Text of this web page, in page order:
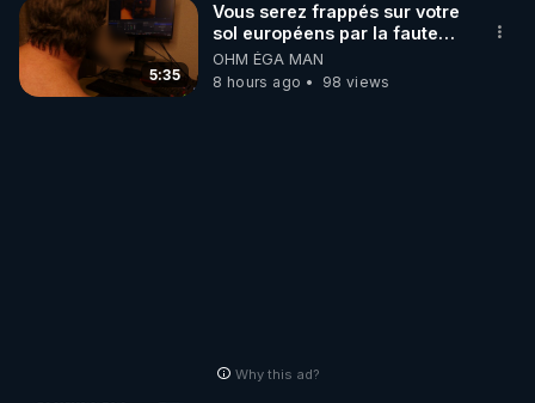
5:35
Vous serez frappés sur votre
sol européens par la faute
des dirigeants qui s'en
mettent dans le nez
OHM ÉGA MAN
8 hours ago
98 views
Why this ad?